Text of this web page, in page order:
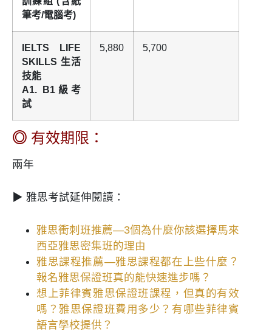
筆考/電腦考)
IELTS LIFE
SKILLS 生活
技能
A1. B1級考
試
5,880 5,700
◎ 有效期限：
兩年
▶ 雅思考試延伸閱讀：
雅思衝刺班推薦—3個為什麼你該選擇馬來
西亞雅思密集班的理由
雅思課程推薦—雅思課程都在上些什麼？
報名雅思保證班真的能快速進步嗎？
想上菲律賓雅思保證班課程，但真的有效
嗎？雅思保證班費用多少？有哪些菲律賓
語言學校提供？